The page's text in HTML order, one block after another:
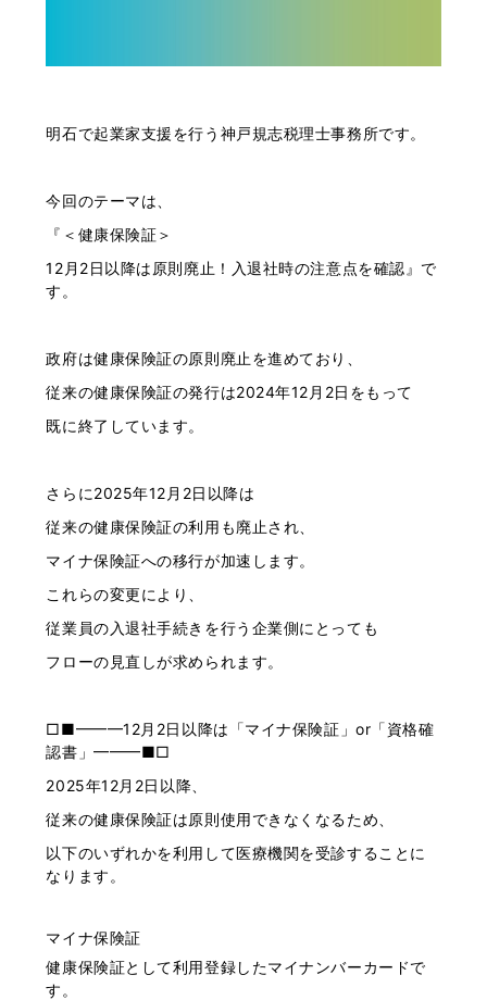
明石で起業家支援を行う神戸規志税理士事務所です。
今回のテーマは、
『＜健康保険証＞
12月2日以降は原則廃止！入退社時の注意点を確認』で
す。
政府は健康保険証の原則廃止を進めており、
従来の健康保険証の発行は2024年12月2日をもって
既に終了しています。
さらに2025年12月2日以降は
従来の健康保険証の利用も廃止され、
マイナ保険証への移行が加速します。
これらの変更により、
従業員の入退社手続きを行う企業側にとっても
フローの見直しが求められます。
□■━━━12月2日以降は「マイナ保険証」or「資格確
認書」━━━■□
2025年12月2日以降、
従来の健康保険証は原則使用できなくなるため、
以下のいずれかを利用して医療機関を受診することに
なります。
マイナ保険証
健康保険証として利用登録したマイナンバーカードで
す。